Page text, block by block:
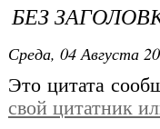
БЕЗ
Среда, 04 Августа
Это цитата
свой цитатник